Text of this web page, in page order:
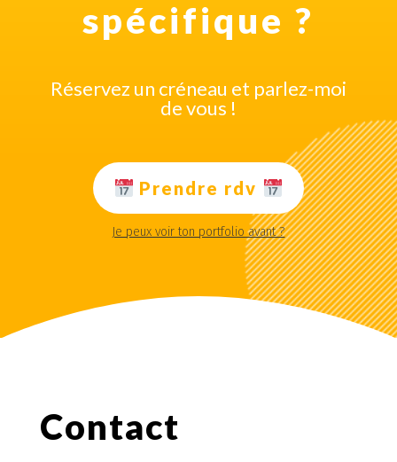
spécifique ?
Réservez un créneau et parlez-moi
de vous !
Prendre rdv
Je peux voir ton portfolio avant ?
Contact